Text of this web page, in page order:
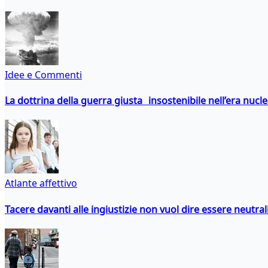
Idee e Commenti
La dottrina della guerra giusta insostenibile nell’era
Atlante affettivo
Tacere davanti alle ingiustizie non vuol dire essere